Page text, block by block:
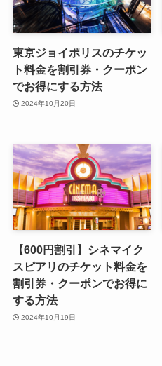
東京ジョイポリスのチケッ
ト料金を割引券・クーポン
でお得にする方法
2024年10月20日
【600円割引】シネマイク
スピアリのチケット料金を
割引券・クーポンでお得に
する方法
2024年10月19日